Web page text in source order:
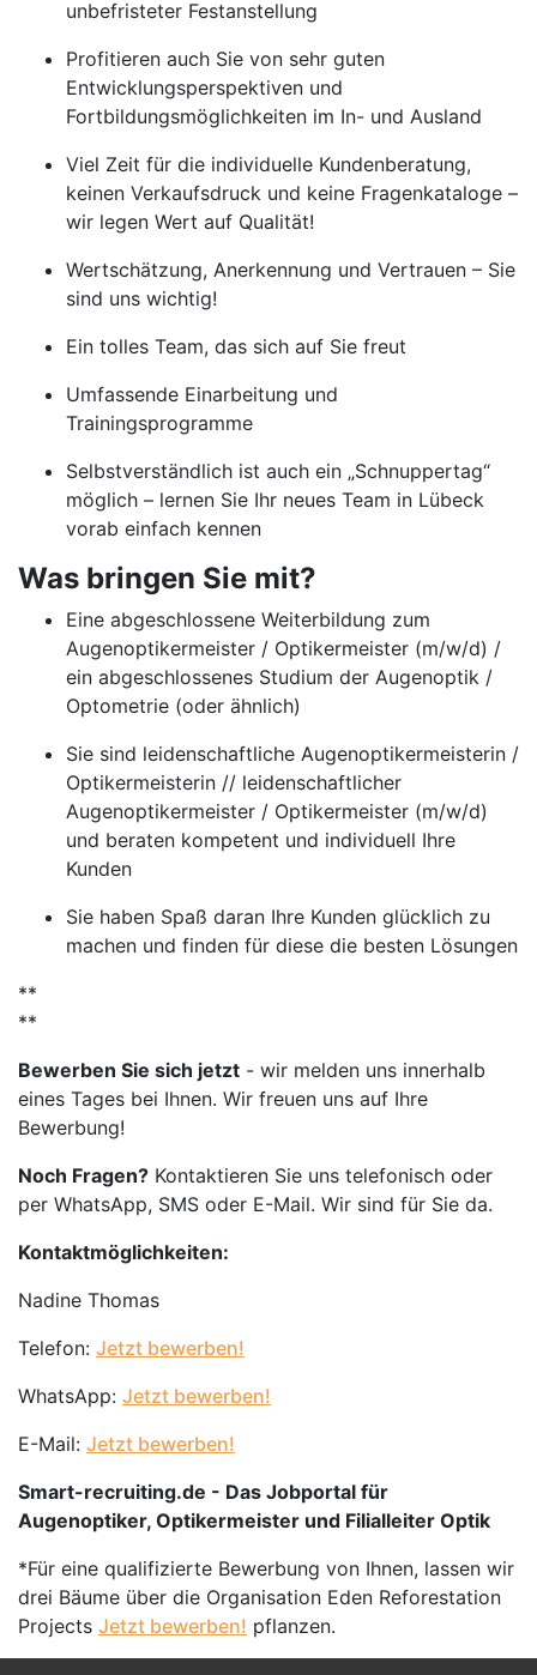
unbefristeter Festanstellung
Profitieren auch Sie von sehr guten
Entwicklungsperspektiven und
Fortbildungsmöglichkeiten im In- und Ausland
Viel Zeit für die individuelle Kundenberatung,
keinen Verkaufsdruck und keine Fragenkataloge –
wir legen Wert auf Qualität!
Wertschätzung, Anerkennung und Vertrauen – Sie
sind uns wichtig!
Ein tolles Team, das sich auf Sie freut
Umfassende Einarbeitung und
Trainingsprogramme
Selbstverständlich ist auch ein „Schnuppertag“
möglich – lernen Sie Ihr neues Team in Lübeck
vorab einfach kennen
Was bringen Sie mit?
Eine abgeschlossene Weiterbildung zum
Augenoptikermeister / Optikermeister (m/w/d) /
ein abgeschlossenes Studium der Augenoptik /
Optometrie (oder ähnlich)
Sie sind leidenschaftliche Augenoptikermeisterin /
Optikermeisterin // leidenschaftlicher
Augenoptikermeister / Optikermeister (m/w/d)
und beraten kompetent und individuell Ihre
Kunden
Sie haben Spaß daran Ihre Kunden glücklich zu
machen und finden für diese die besten Lösungen
**
**
Bewerben Sie sich jetzt - wir melden uns innerhalb
eines Tages bei Ihnen. Wir freuen uns auf Ihre
Bewerbung!
Noch Fragen? Kontaktieren Sie uns telefonisch oder
per WhatsApp, SMS oder E-Mail. Wir sind für Sie da.
Kontaktmöglichkeiten:
Nadine Thomas
Telefon: Jetzt bewerben!
WhatsApp: Jetzt bewerben!
E-Mail: Jetzt bewerben!
Smart-recruiting.de - Das Jobportal für
Augenoptiker, Optikermeister und Filialleiter Optik
*Für eine qualifizierte Bewerbung von Ihnen, lassen wir
drei Bäume über die Organisation Eden Reforestation
Projects Jetzt bewerben! pflanzen.